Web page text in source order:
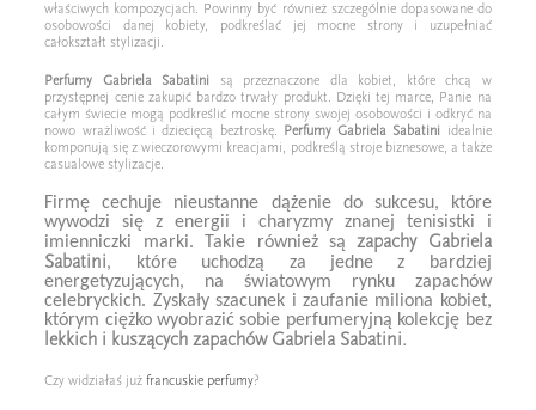
właściwych kompozycjach. Powinny być również szczególnie dopasowane do
osobowości danej kobiety, podkreślać jej mocne strony i uzupełniać
całokształt stylizacji.
Perfumy Gabriela Sabatini są przeznaczone dla kobiet, które chcą w
przystępnej cenie zakupić bardzo trwały produkt. Dzięki tej marce, Panie na
całym świecie mogą podkreślić mocne strony swojej osobowości i odkryć na
nowo wrażliwość i dziecięcą beztroskę. Perfumy Gabriela Sabatini idealnie
komponują się z wieczorowymi kreacjami, podkreślą stroje biznesowe, a także
casualowe stylizacje.
Firmę cechuje nieustanne dążenie do sukcesu, które
wywodzi się z energii i charyzmy znanej tenisistki i
imienniczki marki. Takie również sązapachy Gabriela
Sabatini, które uchodzą za jedne z bardziej
energetyzujących, na światowym rynku zapachów
celebryckich. Zyskały szacunek i zaufanie miliona kobiet,
którym ciężko wyobrazić sobie perfumeryjną kolekcję bez
lekkich i kuszących zapachów Gabriela Sabatini.
Czy widziałaś jużfrancuskie perfumy?